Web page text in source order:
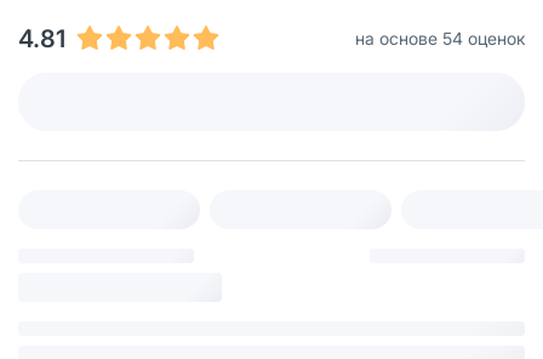
4.81
на основе 54 оценок